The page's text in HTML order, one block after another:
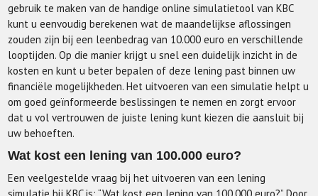
gebruik te maken van de handige online simulatietool van KBC
kunt u eenvoudig berekenen wat de maandelijkse aflossingen
zouden zijn bij een leenbedrag van 10.000 euro en verschillende
looptijden. Op die manier krijgt u snel een duidelijk inzicht in de
kosten en kunt u beter bepalen of deze lening past binnen uw
financiële mogelijkheden. Het uitvoeren van een simulatie helpt u
om goed geïnformeerde beslissingen te nemen en zorgt ervoor
dat u vol vertrouwen de juiste lening kunt kiezen die aansluit bij
uw behoeften.
Wat kost een lening van 100.000 euro?
Een veelgestelde vraag bij het uitvoeren van een lening